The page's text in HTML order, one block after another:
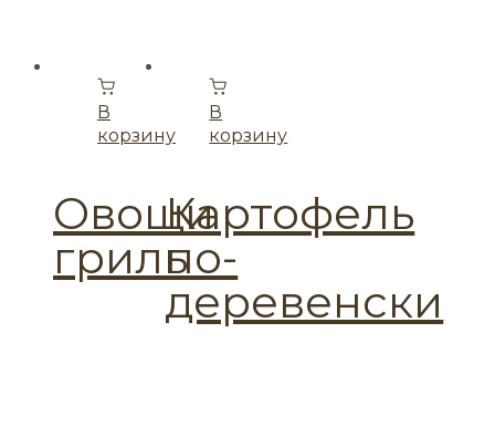
В
корзину
Овощи
гриль
В
корзину
Картофель
по-
деревенски